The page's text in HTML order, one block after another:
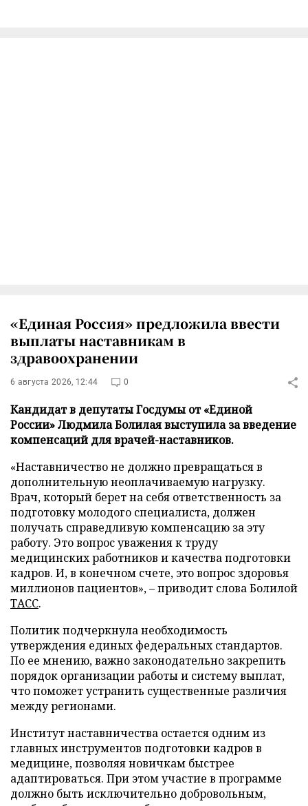
«Единая Россия» предложила ввести
выплаты наставникам в
здравоохранении
6 августа 2026, 12:44 0
Кандидат в депутаты Госдумы от «Единой
России» Людмила Болилая выступила за введение
компенсаций для врачей-наставников.
«Наставничество не должно превращаться в
дополнительную неоплачиваемую нагрузку.
Врач, который берет на себя ответственность за
подготовку молодого специалиста, должен
получать справедливую компенсацию за эту
работу. Это вопрос уважения к труду
медицинских работников и качества подготовки
кадров. И, в конечном счете, это вопрос здоровья
миллионов пациентов», – приводит слова Болилой
ТАСС.
Политик подчеркнула необходимость
утверждения единых федеральных стандартов.
По ее мнению, важно законодательно закрепить
порядок организации работы и систему выплат,
что поможет устранить существенные различия
между регионами.
Институт наставничества остается одним из
главных инструментов подготовки кадров в
медицине, позволяя новичкам быстрее
адаптироваться. При этом участие в программе
должно быть исключительно добровольным,